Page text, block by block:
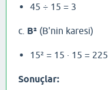
45 ÷ 15 = 3
c. B² (B'nin karesi)
15² = 15 · 15 = 225
Sonuçlar: